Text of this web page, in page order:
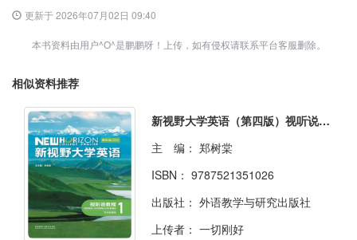
更新于 2026年07月02日 09:40
本书资料由用户^O^是鹏鹏呀！上传，如有侵权请联系平台客服删除。
相似资料推荐
新视野大学英语（第四版）视听说教程1（思政智慧版）
主 编： 郑树棠
ISBN： 9787521351026
出版社： 外语教学与研究出版社
上传者： 一切刚好